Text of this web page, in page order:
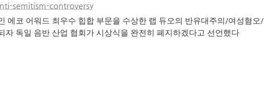
semitism-controversy
에코 어워드 최우수 힙합 부문을 수상한 랩 듀오의 반유대주의/여성혐오/
자 독일 음반 산업 협회가 시상식을 완전히 폐지하겠다고 선언했다